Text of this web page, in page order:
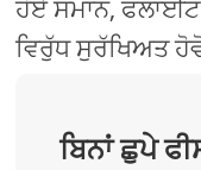
ਹੋਏ ਸਮਾਨ,
ਵਿਰੁੱਧ ਸੁਰੱਖਿਅਤ
ਬਿਨਾਂ ਛੁਪੇ